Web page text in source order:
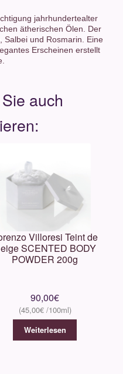
jahrhundertealter
ätherischen Ölen. Der
Salbei und Rosmarin. Eine
Erscheinen erstellt
Villoresi Teint de
SCENTED BODY
POWDER 200g
90,00€
45,00€
Weiterlesen